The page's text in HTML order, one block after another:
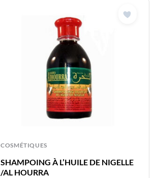
COSMÉTIQUES
SHAMPOING À L’HUILE DE NIGELLE
/AL HOURRA